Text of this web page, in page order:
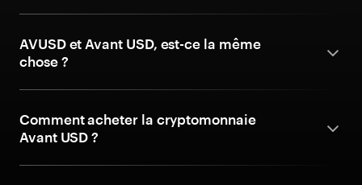
AVUSD et Avant USD, est-ce la même
chose ?
Comment acheter la cryptomonnaie
Avant USD ?